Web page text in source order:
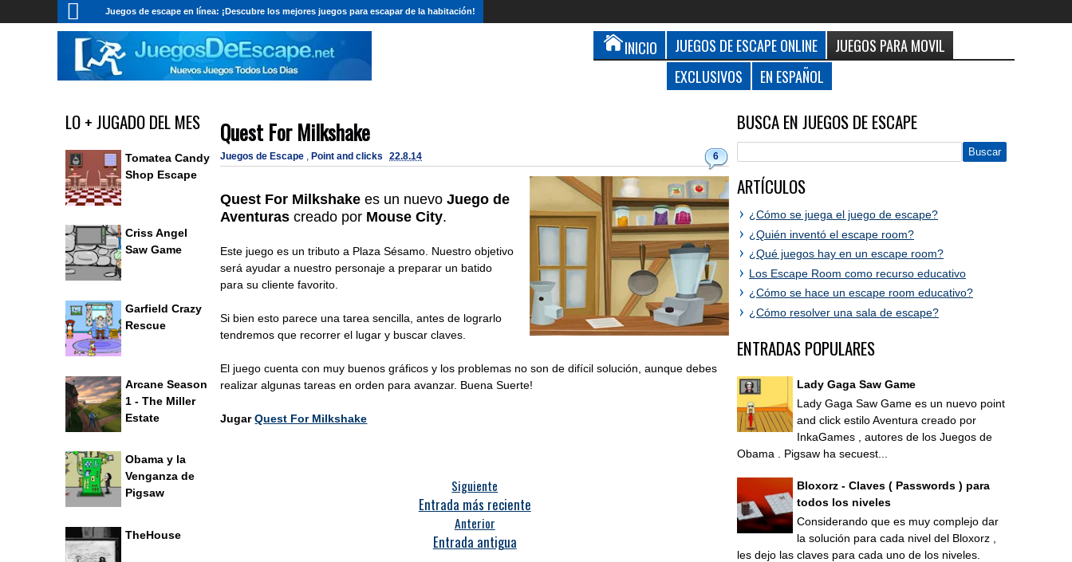
Juegos de escape en línea: ¡Descubre los mejores juegos para escapar de la habitación!
INICIO JUEGOS DE ESCAPE ONLINE
JUEGOS PARA MOVIL
EXCLUSIVOS
EN ESPAÑOL
Quest For Milkshake
6
Juegos de Escape , Point and clicks 22.8.14
Quest For Milkshake es un nuevoJuego de
Aventurascreado por Mouse City.
Este juego es un tributo a Plaza Sésamo. Nuestro objetivo
será ayudar a nuestro personaje a preparar un batido
para su cliente favorito.
Si bien esto parece una tarea sencilla, antes de lograrlo
tendremos que recorrer el lugar y buscar claves.
El juego cuenta con muy buenos gráficos y los problemas no son de difícil solución, aunque debes
realizar algunas tareas en orden para avanzar. Buena Suerte!
JugarQuest For Milkshake
Siguiente
Entrada más reciente
Anterior
Entrada antigua
LO + JUGADO DEL MES
Tomatea Candy
Shop Escape
Criss Angel
Saw Game
Garfield Crazy
Rescue
Arcane Season
1 - The Miller
Estate
Obama y la
Venganza de
Pigsaw
TheHouse
BUSCA EN JUEGOS DE ESCAPE
ARTÍCULOS
¿Cómo se juega el juego de escape?
¿Quién inventó el escape room?
¿Qué juegos hay en un escape room?
Los Escape Room como recurso educativo
¿Cómo se hace un escape room educativo?
¿Cómo resolver una sala de escape?
ENTRADAS POPULARES
Lady Gaga Saw Game
Lady Gaga Saw Game es un nuevo point
and click estilo Aventura creado por
InkaGames , autores de los Juegos de
Obama . Pigsaw ha secuest...
Bloxorz - Claves ( Passwords ) para
todos los niveles
Considerando que es muy complejo dar
la solución para cada nivel del Bloxorz ,
les dejo las claves para cada uno de los niveles.